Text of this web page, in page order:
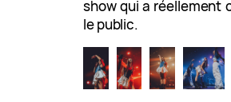
show qui a réellement
le public.